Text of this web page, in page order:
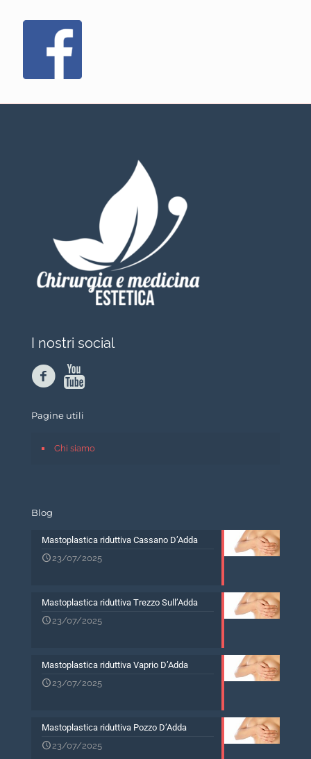
I nostri social
Pagine utili
Chi siamo
Blog
Mastoplastica riduttiva Cassano D’Adda
23/07/2025
Mastoplastica riduttiva Trezzo Sull’Adda
23/07/2025
Mastoplastica riduttiva Vaprio D’Adda
23/07/2025
Mastoplastica riduttiva Pozzo D’Adda
23/07/2025